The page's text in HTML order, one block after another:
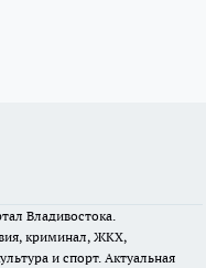
Владивостока.
криминал, ЖКХ,
и спорт. Актуальная